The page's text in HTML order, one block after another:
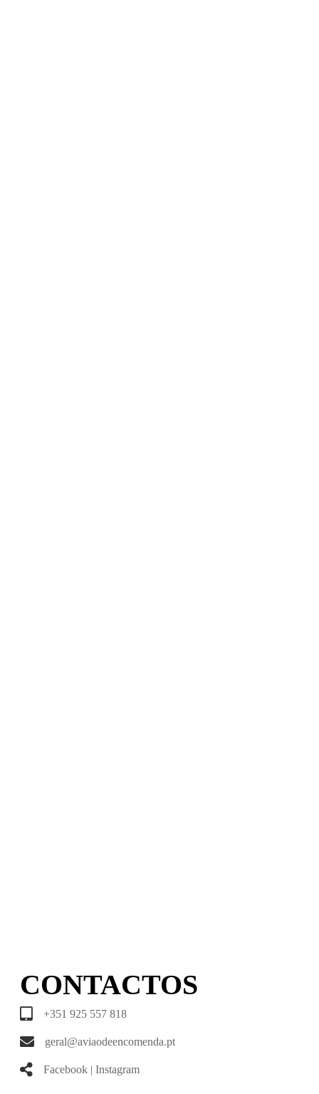
CONTACTOS
+351 925 557 818
geral@aviaodeencomenda.pt
Facebook | Instagram